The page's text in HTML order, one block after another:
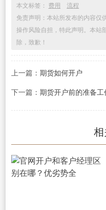
本文标签： 费用
流程
免责声明：本站所发布的内容仅
操作风险自担，特此声明。本站
除，致歉！
上一篇： 期货如何开户
下一篇： 期货开户前的准备工
相